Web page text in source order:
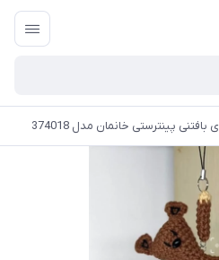
بافتنی پینترستی خانمان مدل 374018